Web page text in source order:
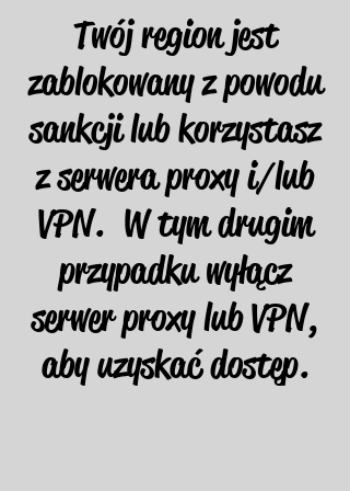
Twój region jest
zablokowany z powodu
sankcji lub korzystasz
z serwera proxy i/lub
VPN. W tym drugim
przypadku wyłącz
serwer proxy lub VPN,
aby uzyskać dostęp.